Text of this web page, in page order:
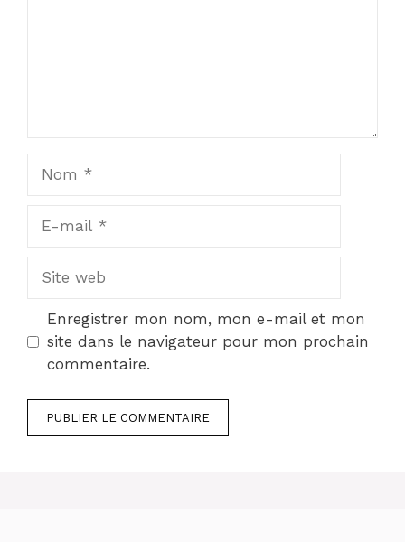
Site
Enregistrer mon nom, mon e-mail et mon
site dans le navigateur pour mon prochain
commentaire.